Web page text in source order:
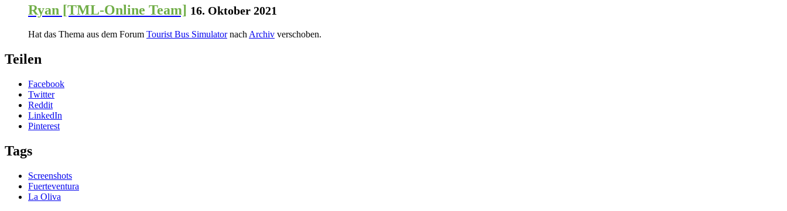
Ryan [TML-Online Team] 16. Oktober 2021
Hat das Thema aus dem Forum Tourist Bus SimulatornachArchiv verschoben.
Teilen
Facebook
Twitter
Reddit
LinkedIn
Pinterest
Tags
Screenshots
Fuerteventura
La Oliva